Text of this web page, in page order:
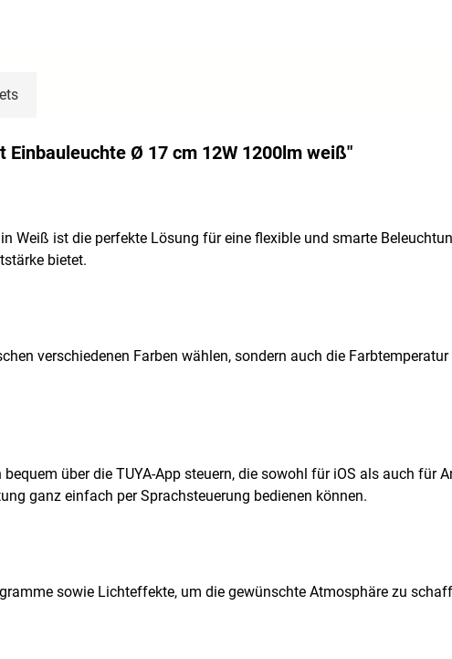
Einbauleuchte Ø 17 cm 12W 1200lm weiß"
Weiß ist die perfekte Lösung für eine flexible und smarte
bietet.
verschiedenen Farben wählen, sondern auch die
über die TUYA-App steuern, die sowohl für iOS als auch
ganz einfach per Sprachsteuerung bedienen können.
sowie Lichteffekte, um die gewünschte Atmosphäre zu